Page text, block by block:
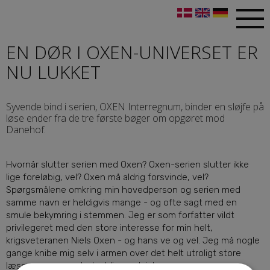
EN DØR I OXEN-UNIVERSET ER
NU LUKKET
Syvende bind i serien, OXEN Interregnum, binder en sløjfe på
løse ender fra de tre første bøger om opgøret mod
Danehof.
Hvornår slutter serien med Oxen? Oxen-serien slutter ikke
lige foreløbig, vel? Oxen må aldrig forsvinde, vel?
Spørgsmålene omkring min hovedperson og serien med
samme navn er heldigvis mange - og ofte sagt med en
smule bekymring i stemmen. Jeg er som forfatter vildt
privilegeret med den store interesse for min helt,
krigsveteranen Niels Oxen - og hans ve og vel. Jeg må nogle
gange knibe mig selv i armen over det helt utroligt store
læserengagement, der bliver udvist.